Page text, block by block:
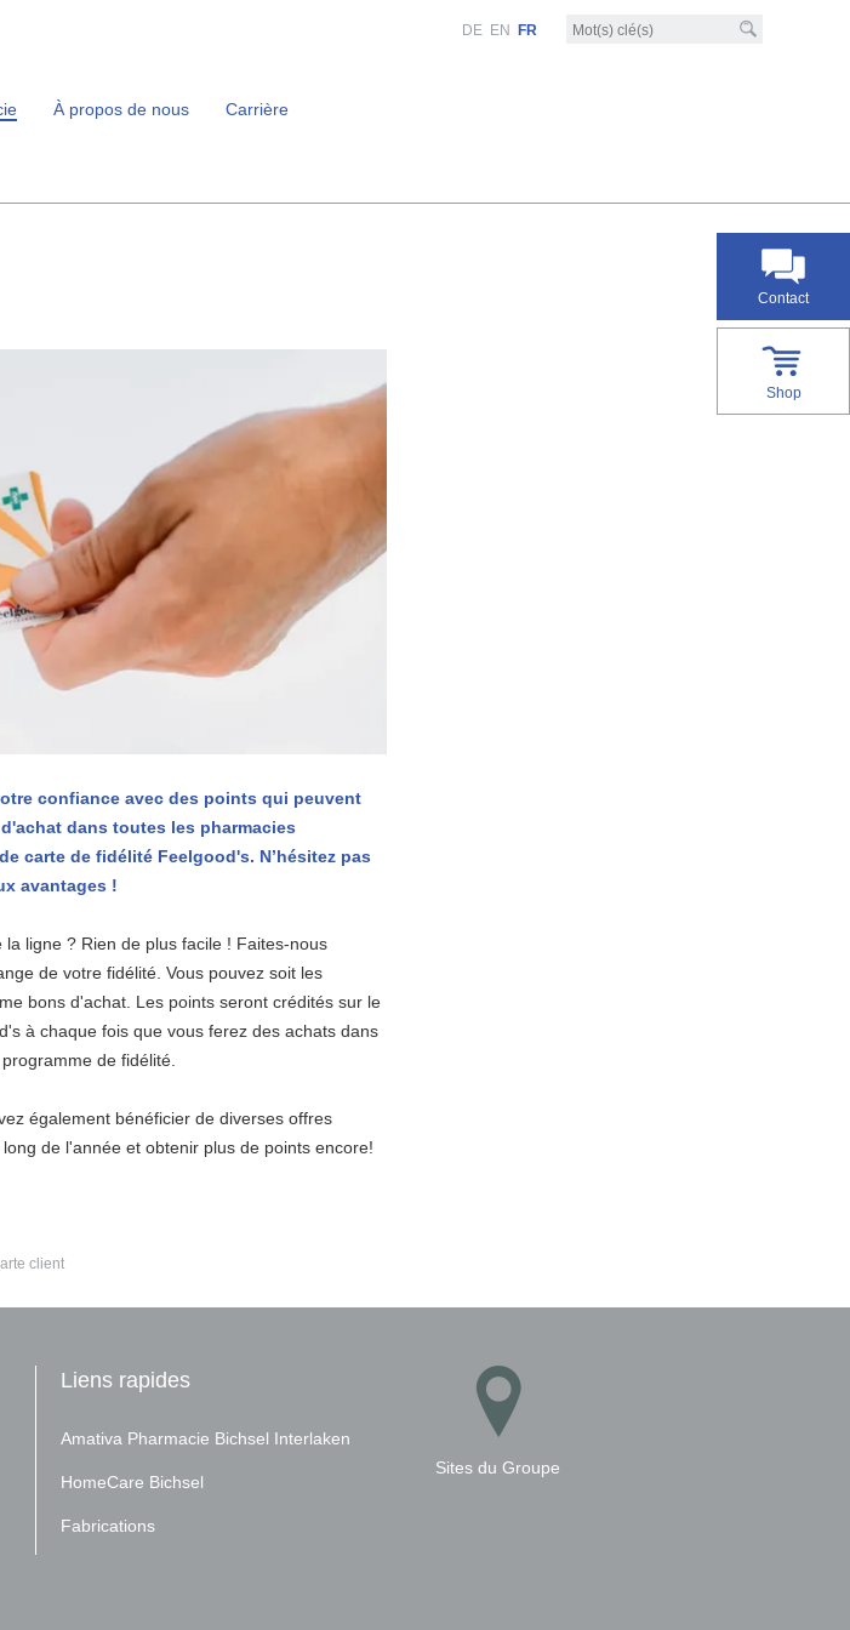
DE EN FR
À propos de nous Carrière
Contact
Shop
confiance avec des points qui peuvent
dans toutes les pharmacies
carte de fidélité Feelgood's. N’hésitez pas
avantages !
ligne ? Rien de plus facile ! Faites-nous
de votre fidélité. Vous pouvez soit les
bons d'achat. Les points seront crédités sur le
à chaque fois que vous ferez des achats dans
de fidélité.
également bénéficier de diverses offres
de l'année et obtenir plus de points encore!
client
Liens rapides
Amativa Pharmacie Bichsel Interlaken
HomeCare Bichsel
Fabrications
Sites du Groupe